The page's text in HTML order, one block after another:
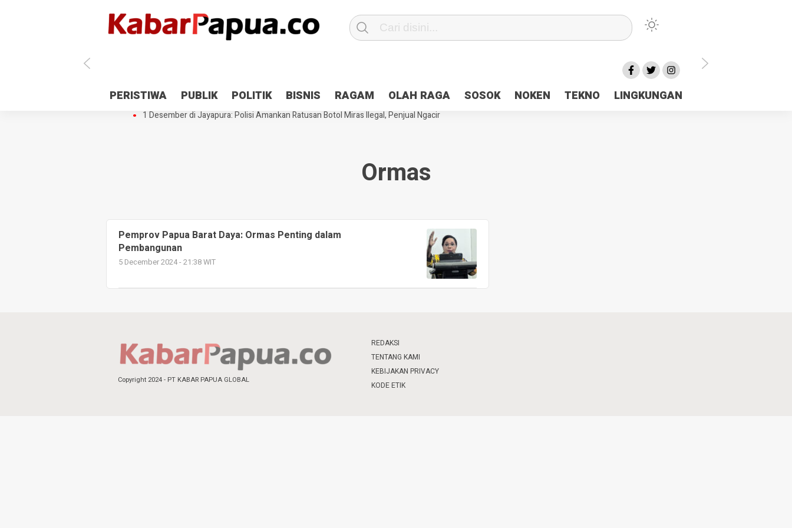
PERISTIWA PUBLIK POLITIK BISNIS RAGAM OLAH RAGA SOSOK NOKEN TEKNO LINGKUNGAN
Antisipasi 1 Desember, TNI Polri Patroli 2×24 jam di Kota Jayapura
Pesan Sejuk Polri di Deklarasi Pemilu Ceria Tanah Papua
Gedung Perpustakaan SMPN 5 Sentani Terbakar
Hibah Pilkada Jayapura Cair 10 Persen, Deposit Kas Daerah Rp23 Miliar Disorot
1 Desember di Jayapura: Polisi Amankan Ratusan Botol Miras Ilegal, Penjual Ngacir
Ormas
Pemprov Papua Barat Daya: Ormas Penting dalam
Pembangunan
5 December 2024 - 21:38 WIT
Copyright 2024 - PT KABAR PAPUA GLOBAL
REDAKSI
TENTANG KAMI
KEBIJAKAN PRIVACY
KODE ETIK